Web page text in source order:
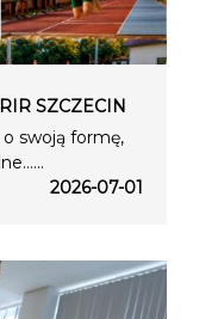
SZCZECIN
swoją formę,
2026-07-01